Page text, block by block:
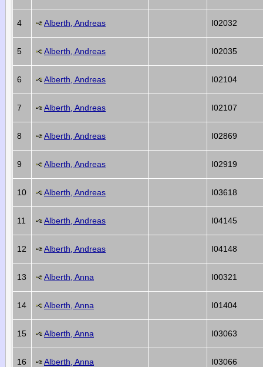
4 Alberth, Andreas I02032
5 Alberth, Andreas I02035
6 Alberth, Andreas I02104
7 Alberth, Andreas I02107
8 Alberth, Andreas I02869
9 Alberth, Andreas I02919
10 Alberth, Andreas I03618
11 Alberth, Andreas I04145
12 Alberth, Andreas I04148
13 Alberth, Anna I00321
14 Alberth, Anna I01404
15 Alberth, Anna I03063
16 Alberth, Anna I03066